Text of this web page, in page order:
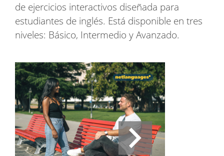
de ejercicios interactivos diseñada para
estudiantes de inglés. Está disponible en tres
niveles: Básico, Intermedio y Avanzado.